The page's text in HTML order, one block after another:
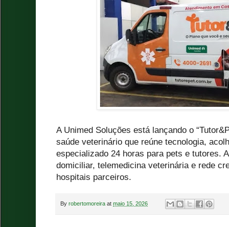
A Unimed Soluções está lançando o
saúde veterinário que reúne tecnologia,
especializado 24 horas para pets e tutores.
domiciliar, telemedicina veterinária e rede
hospitais parceiros.
By robertomoreira at maio 15, 2026